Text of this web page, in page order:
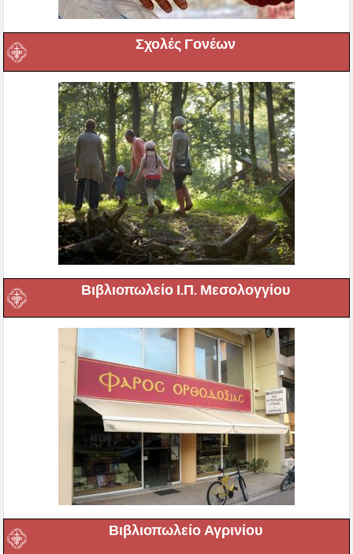
Σχολές Γονέων
Βιβλιοπωλείο Ι.Π. Μεσολογγίου
Βιβλιοπωλείο Αγρινίου